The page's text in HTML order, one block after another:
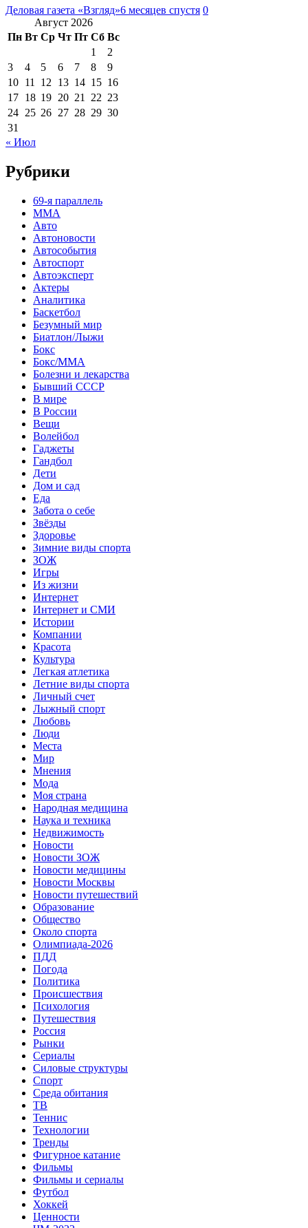
Деловая газета «Взгляд»6 месяцев спустя 0
Август 2026
Пн Вт Ср Чт Пт Сб Вс
1
2
3
4 5 6 7 8
9
10 11 12 13 14 15 16
17 18 19 20 21 22 23
24 25 26 27 28 29 30
31
« Июл
Рубрики
69-я параллель
MMA
Авто
Автоновости
Автособытия
Автоспорт
Автоэксперт
Актеры
Аналитика
Баскетбол
Безумный мир
Биатлон/Лыжи
Бокс
Бокс/MMA
Болезни и лекарства
Бывший СССР
В мире
В России
Вещи
Волейбол
Гаджеты
Гандбол
Дети
Дом и сад
Еда
Забота о себе
Звёзды
Здоровье
Зимние виды спорта
ЗОЖ
Игры
Из жизни
Интернет
Интернет и СМИ
Истории
Компании
Красота
Культура
Легкая атлетика
Летние виды спорта
Личный счет
Лыжный спорт
Любовь
Люди
Места
Мир
Мнения
Мода
Моя страна
Народная медицина
Наука и техника
Недвижимость
Новости
Новости ЗОЖ
Новости медицины
Новости Москвы
Новости путешествий
Образование
Общество
Около спорта
Олимпиада-2026
ПДД
Погода
Политика
Происшествия
Психология
Путешествия
Россия
Рынки
Сериалы
Силовые структуры
Спорт
Среда обитания
ТВ
Теннис
Технологии
Тренды
Фигурное катание
Фильмы
Фильмы и сериалы
Футбол
Хоккей
Ценности